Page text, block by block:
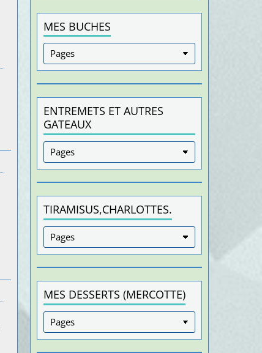
MES BUCHES
ENTREMETS ET AUTRES
GATEAUX
TIRAMISUS,CHARLOTTES.
MES DESSERTS (MERCOTTE)